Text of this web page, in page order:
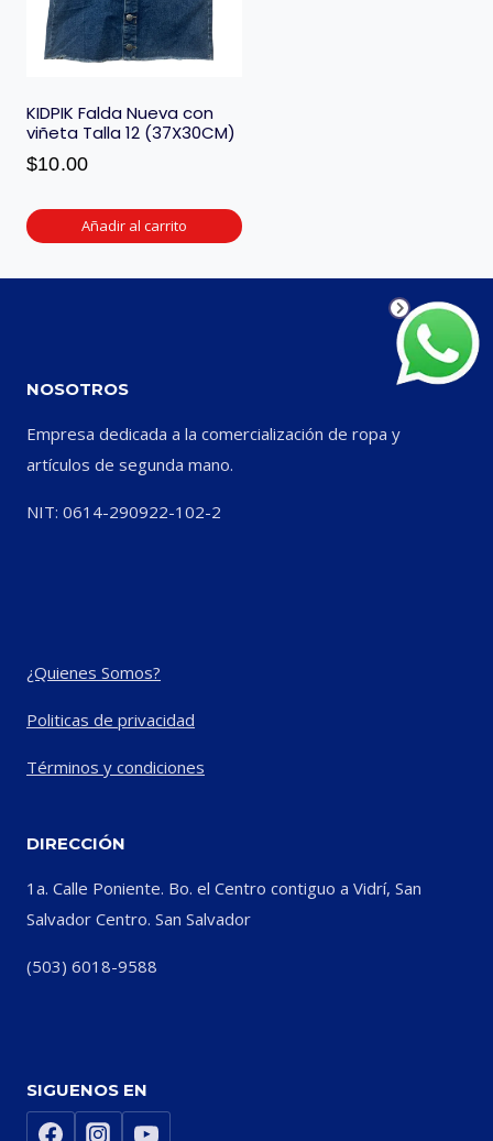
KIDPIK Falda Nueva con
viñeta Talla 12 (37X30CM)
$10.00
Añadir al carrito
NOSOTROS
Empresa dedicada a la comercialización de ropa y
artículos de segunda mano.
NIT: 0614-290922-102-2
¿Quienes Somos?
Politicas de privacidad
Términos y condiciones
DIRECCIÓN
1a. Calle Poniente. Bo. el Centro contiguo a Vidrí, San
Salvador Centro. San Salvador
(503) 6018-9588
SIGUENOS EN